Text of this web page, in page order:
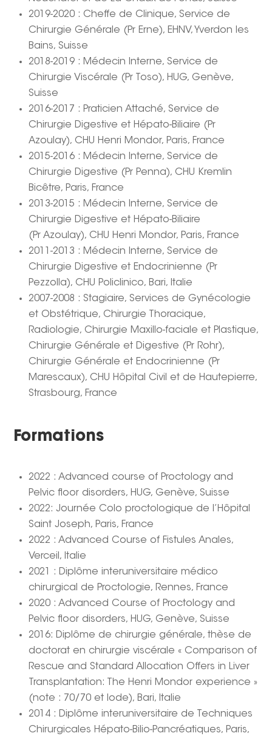
2019-2020 : Cheffe de Clinique, Service de
Chirurgie Générale (Pr Erne), EHNV, Yverdon les
Bains, Suisse
2018-2019 : Médecin Interne, Service de
Chirurgie Viscérale (Pr Toso), HUG, Genève,
Suisse
2016-2017 : Praticien Attaché, Service de
Chirurgie Digestive et Hépato-Biliaire (Pr
Azoulay), CHU Henri Mondor, Paris, France
2015-2016 : Médecin Interne, Service de
Chirurgie Digestive (Pr Penna), CHU Kremlin
Bicêtre, Paris, France
2013-2015 : Médecin Interne, Service de
Chirurgie Digestive et Hépato-Biliaire
(Pr Azoulay), CHU Henri Mondor, Paris, France
2011-2013 : Médecin Interne, Service de
Chirurgie Digestive et Endocrinienne (Pr
Pezzolla), CHU Policlinico, Bari, Italie
2007-2008 : Stagiaire, Services de Gynécologie
et Obstétrique, Chirurgie Thoracique,
Radiologie, Chirurgie Maxillo-faciale et Plastique,
Chirurgie Générale et Digestive (Pr Rohr),
Chirurgie Générale et Endocrinienne (Pr
Marescaux), CHU Hôpital Civil et de Hautepierre,
Strasbourg, France
Formations
2022 : Advanced course of Proctology and
Pelvic floor disorders, HUG, Genève, Suisse
2022: Journée Colo proctologique de l’Hôpital
Saint Joseph, Paris, France
2022 : Advanced Course of Fistules Anales,
Verceil, Italie
2021 : Diplôme interuniversitaire médico
chirurgical de Proctologie, Rennes, France
2020 : Advanced Course of Proctology and
Pelvic floor disorders, HUG, Genève, Suisse
2016: Diplôme de chirurgie générale, thèse de
doctorat en chirurgie viscérale « Comparison of
Rescue and Standard Allocation Offers in Liver
Transplantation: The Henri Mondor experience »
(note : 70/70 et lode), Bari, Italie
2014 : Diplôme interuniversitaire de Techniques
Chirurgicales Hépato-Bilio-Pancréatiques, Paris,